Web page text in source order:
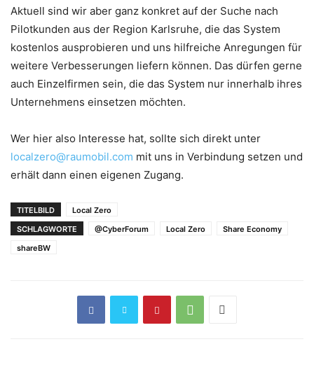
Aktuell sind wir aber ganz konkret auf der Suche nach
Pilotkunden aus der Region Karlsruhe, die das System
kostenlos ausprobieren und uns hilfreiche Anregungen für
weitere Verbesserungen liefern können. Das dürfen gerne
auch Einzelfirmen sein, die das System nur innerhalb ihres
Unternehmens einsetzen möchten.
Wer hier also Interesse hat, sollte sich direkt unter
localzero@raumobil.com mit uns in Verbindung setzen und
erhält dann einen eigenen Zugang.
TITELBILD
Local Zero
SCHLAGWORTE
@CyberForum Local Zero
Share Economy
shareBW